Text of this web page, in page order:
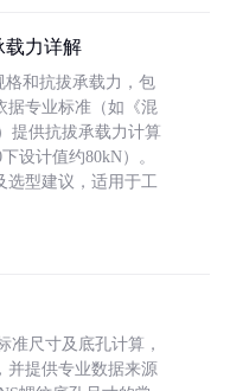
载力详解
格和抗拔承载力，包
据专业标准（如《混
提供抗拔承载力计算
设计值约80kN）。
选型建议，适用于工
准尺寸及底孔计算，
并提供专业数据来源